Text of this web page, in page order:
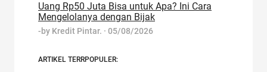
Uang Rp50 Juta Bisa untuk Apa? Ini Cara
Mengelolanya dengan Bijak
-by Kredit Pintar. · 05/08/2026
ARTIKEL TERRPOPULER: